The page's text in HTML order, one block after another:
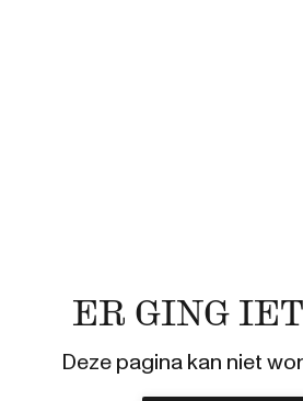
ER GING
Deze pagina kan niet